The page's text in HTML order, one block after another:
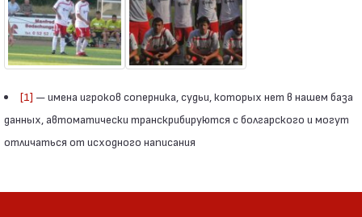
[1] — имена игроков соперника, судьи, которых нет в нашем база
данных, автоматически транскрибируются с болгарского и могут
отличаться от исходного написания